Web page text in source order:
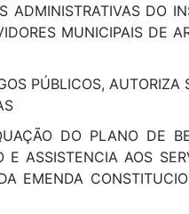
ADMINISTRATIVAS DO
MUNICIPAIS DE
PÚBLICOS,
DO PLANO DE
E ASSISTENCIA AOS
EMENDA